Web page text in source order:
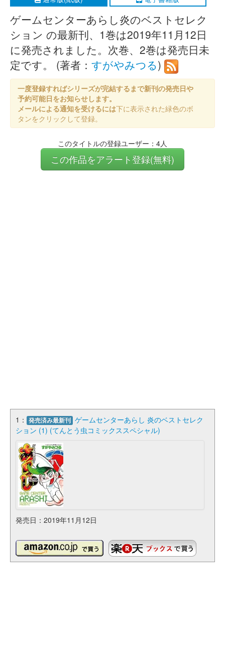
ゲームセンターあらし炎のベストセレク
ション の最新刊、1巻は2019年11月12日
に発売されました。次巻、2巻は発売日未
定です。 (著者： すがやみつる)
一度登録すればシリーズが完結するまで新刊の発売日や
予約可能日をお知らせします。
メールによる通知を受けるには下に表示された緑色のボ
タンをクリックして登録。
このタイトルの登録ユーザー：4人
この作品をアラート登録(無料)
1： 発売済み最新刊 ゲームセンターあらし 炎のベストセレク
ション (1) (てんとう虫コミックススペシャル)
発売日：2019年11月12日